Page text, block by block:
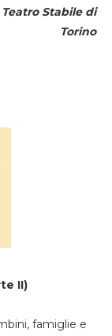
Teatro Stabile di
Torino
II)
famiglie e